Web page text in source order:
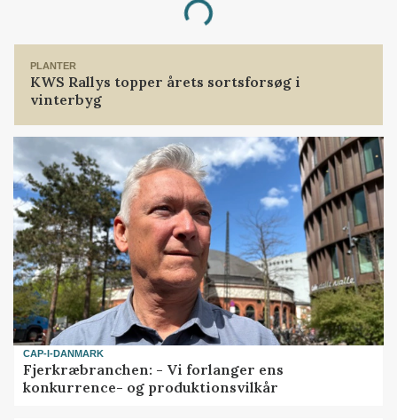
Loading...
PLANTER
KWS Rallys topper årets sortsforsøg i
vinterbyg
CAP-I-DANMARK
Fjerkræbranchen: - Vi forlanger ens
konkurrence- og produktionsvilkår